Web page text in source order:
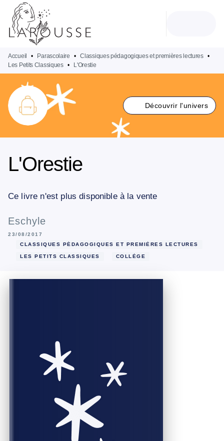
MENU
PIED DE PAGE
Accueil • Parascolaire • Classiques pédagogiques et premières lectures •
Les Petits Classiques • L'Orestie
Découvrir l'univers
L'Orestie
Ce livre n'est plus disponible à la vente
Eschyle
23/08/2017
CLASSIQUES PÉDAGOGIQUES ET PREMIÈRES LECTURES
LES PETITS CLASSIQUES COLLÈGE